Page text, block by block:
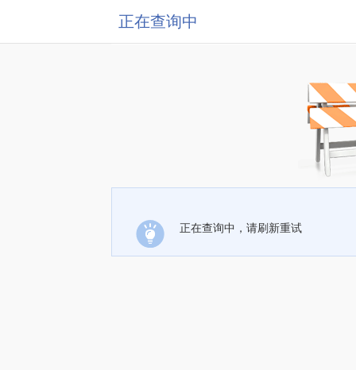
正在查询中
正在查询中，请刷新重试